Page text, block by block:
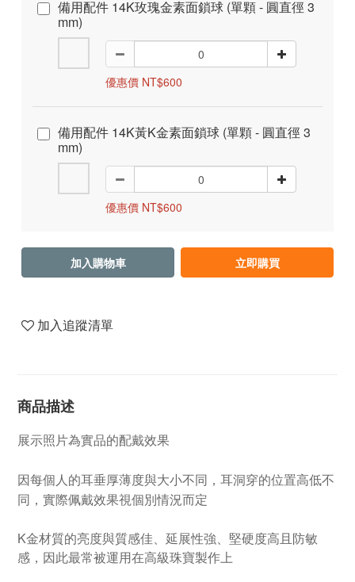
備用配件 14K玫瑰金素面鎖球 (單顆 - 圓直徑 3
mm)
優惠價 NT$600
備用配件 14K黃K金素面鎖球 (單顆 - 圓直徑 3
mm)
優惠價 NT$600
加入購物車 立即購買
加入追蹤清單
商品描述
展示照片為實品的配戴效果
因每個人的耳垂厚薄度與大小不同，耳洞穿的位置高低不
同，實際佩戴效果視個別情況而定
K金材質的亮度與質感佳、延展性強、堅硬度高且防敏
感，因此最常被運用在高級珠寶製作上